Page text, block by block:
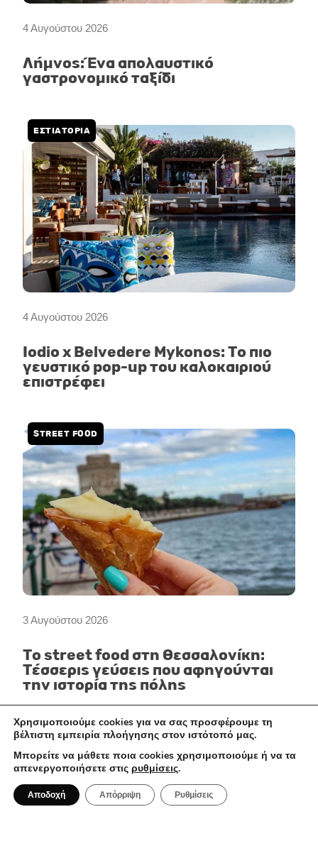
4 Αυγούστου 2026
Λήμνος: Ένα απολαυστικό
γαστρονομικό ταξίδι
4 Αυγούστου 2026
ΕΣΤΙΑΤΟΡΙΑ
Iodio x Belvedere Mykonos: Το πιο
γευστικό pop-up του καλοκαιριού
επιστρέφει
3 Αυγούστου 2026
STREET FOOD
Το street food στη Θεσσαλονίκη:
Τέσσερις γεύσεις που αφηγούνται
την ιστορία της πόλης
ALL DAY
Χρησιμοποιούμε cookies για να σας προσφέρουμε τη
βέλτιστη εμπειρία πλοήγησης στον ιστότοπό μας.
Μπορείτε να μάθετε ποια cookies χρησιμοποιούμε ή να τα
απενεργοποιήσετε στις ρυθμίσεις.
Αποδοχή Απόρριψη Ρυθμίσεις